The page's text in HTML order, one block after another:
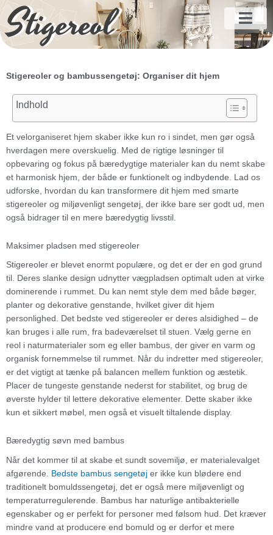
indholdet
Stigereol
Stigereoler og bambussengetøj: Organiser dit hjem
Indhold
Et velorganiseret hjem skaber ikke kun ro i sindet, men gør også
hverdagen mere overskuelig. Med de rigtige løsninger til
opbevaring og fokus på bæredygtige materialer kan du nemt skabe
et harmonisk hjem, der både er funktionelt og indbydende. Lad os
udforske, hvordan du kan transformere dit hjem med smarte
stigereoler og miljøvenligt sengetøj, der ikke bare ser godt ud, men
også bidrager til en mere bæredygtig livsstil.
Maksimer pladsen med stigereoler
Stigereoler er blevet enormt populære, og det er der en god grund
til. Deres slanke design udnytter vægpladsen optimalt uden at virke
dominerende i rummet. Du kan nemt style dem med både bøger,
planter og dekorative genstande, hvilket giver dit hjem
personlighed. Det bedste ved stigereoler er deres alsidighed – de
kan bruges i alle rum, fra badeværelset til stuen. Vælg gerne en
reol i naturmaterialer som eg eller bambus, der giver en varm og
organisk fornemmelse til rummet. Når du indretter med stigereoler,
er det vigtigt at tænke på balancen mellem funktion og æstetik.
Placer de tungeste genstande nederst for stabilitet, og brug de
øverste hylder til lettere dekorative elementer. Dette skaber ikke
kun et sikkert møbel, men også et visuelt tiltalende display.
Bæredygtig søvn med bambus
Når det kommer til at skabe et sundt sovemiljø, er materialevalget
afgørende. Bedste bambus sengetøj er ikke kun blødere end
traditionelt bomuldssengetøj, det er også mere miljøvenligt og
temperaturregulerende. Bambus har naturlige antibakterielle
egenskaber og er perfekt for personer med følsom hud. Det kræver
mindre vand at producere end bomuld og er derfor et mere